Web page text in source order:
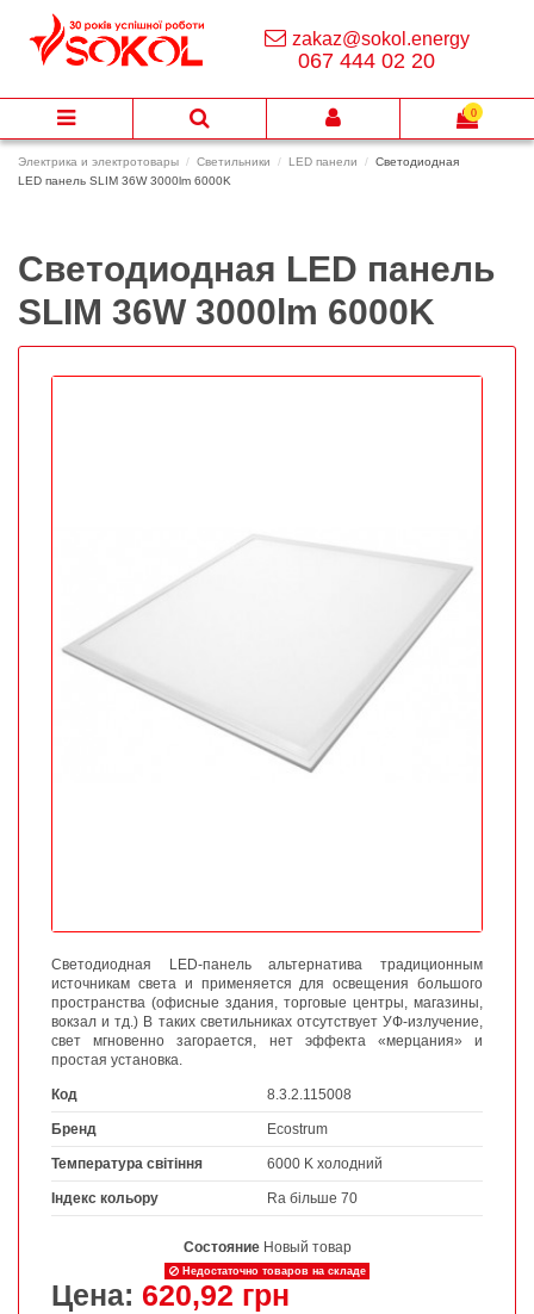
Электрика и электротовары Светильники LED панели
Светодиодная
LED панель SLIM 36W 3000lm 6000K
Светодиодная LED панель
SLIM 36W 3000lm 6000K
Светодиодная LED-панель альтернатива традиционным
источникам света и применяется для освещения большого
пространства (офисные здания, торговые центры, магазины,
вокзал и тд.) В таких светильниках отсутствует УФ-излучение,
свет мгновенно загорается, нет эффекта «мерцания» и
простая установка.
Код 8.3.2.115008
Бренд Ecostrum
Температура світіння 6000 K холодний
Індекс кольору Ra більше 70
Состояние Новый товар
Недостаточно товаров на складе
Цена: 620,92 грн
zakaz@sokol.energy
067 444 02 20
0